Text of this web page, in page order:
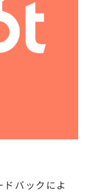
バックによ